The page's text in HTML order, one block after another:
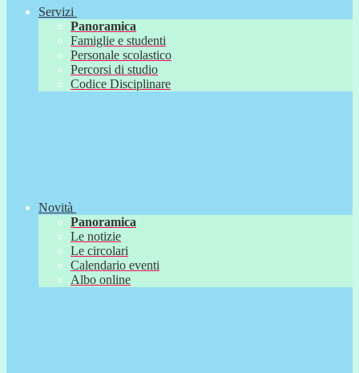
Servizi
Panoramica
Famiglie e studenti
Personale scolastico
Percorsi di studio
Codice Disciplinare
Novità
Panoramica
Le notizie
Le circolari
Calendario eventi
Albo online